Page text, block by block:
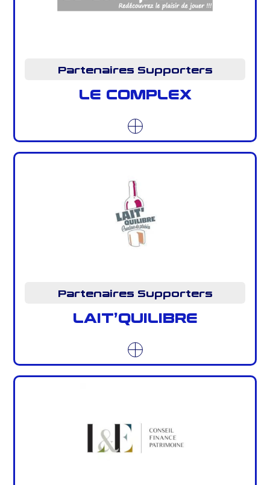
Partenaires Supporters
LE COMPLEX
Partenaires Supporters
LAIT’QUILIBRE